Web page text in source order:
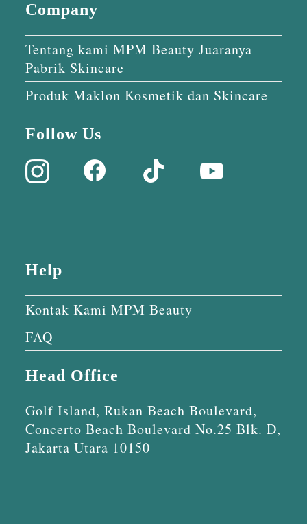
Company
Tentang kami MPM Beauty Juaranya
Pabrik Skincare
Produk Maklon Kosmetik dan Skincare
Follow Us
Help
Kontak Kami MPM Beauty
FAQ
Head Office
Golf Island, Rukan Beach Boulevard,
Concerto Beach Boulevard No.25 Blk. D,
Jakarta Utara 10150